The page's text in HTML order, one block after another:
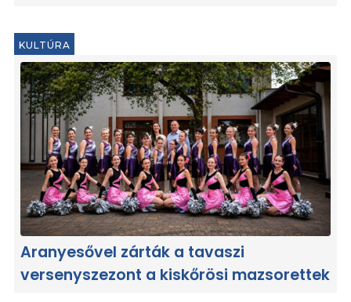
KULTÚRA
Aranyesővel zárták a tavaszi
versenyszezont a kiskőrösi mazsorettek